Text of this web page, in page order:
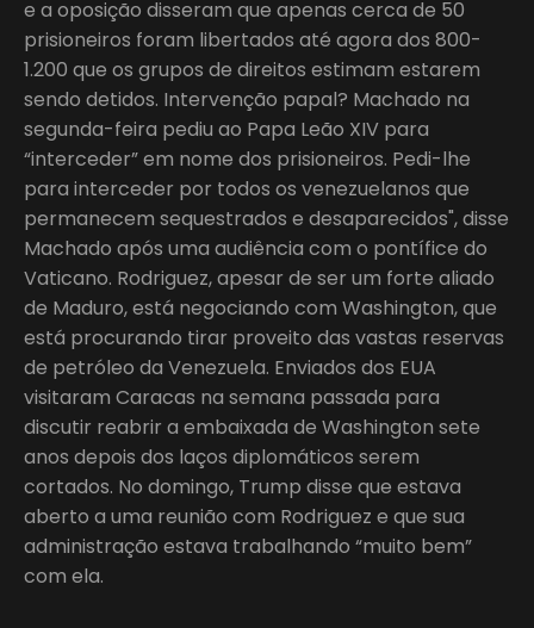
e a oposição disseram que apenas cerca de 50
prisioneiros foram libertados até agora dos 800-
1.200 que os grupos de direitos estimam estarem
sendo detidos. Intervenção papal? Machado na
segunda-feira pediu ao Papa Leão XIV para
“interceder” em nome dos prisioneiros. Pedi-lhe
para interceder por todos os venezuelanos que
permanecem sequestrados e desaparecidos", disse
Machado após uma audiência com o pontífice do
Vaticano. Rodriguez, apesar de ser um forte aliado
de Maduro, está negociando com Washington, que
está procurando tirar proveito das vastas reservas
de petróleo da Venezuela. Enviados dos EUA
visitaram Caracas na semana passada para
discutir reabrir a embaixada de Washington sete
anos depois dos laços diplomáticos serem
cortados. No domingo, Trump disse que estava
aberto a uma reunião com Rodriguez e que sua
administração estava trabalhando “muito bem”
com ela.